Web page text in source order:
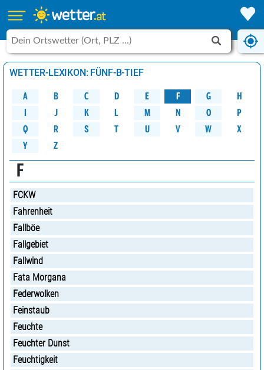
WETTER-LEXIKON: FÜNF-B-TIEF
A B C D E F G H
J K L M N O
P
Q
R S T U V W X
Y Z
F
FCKW
Fahrenheit
Fallböe
Fallgebiet
Fallwind
Fata Morgana
Federwolken
Feinstaub
Feuchte
Feuchter Dunst
Feuchtigkeit